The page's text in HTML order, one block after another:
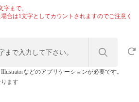
まで。
合は1文字としてカウントされますのでご注意く
などのアプリケーションが必要です。
ます